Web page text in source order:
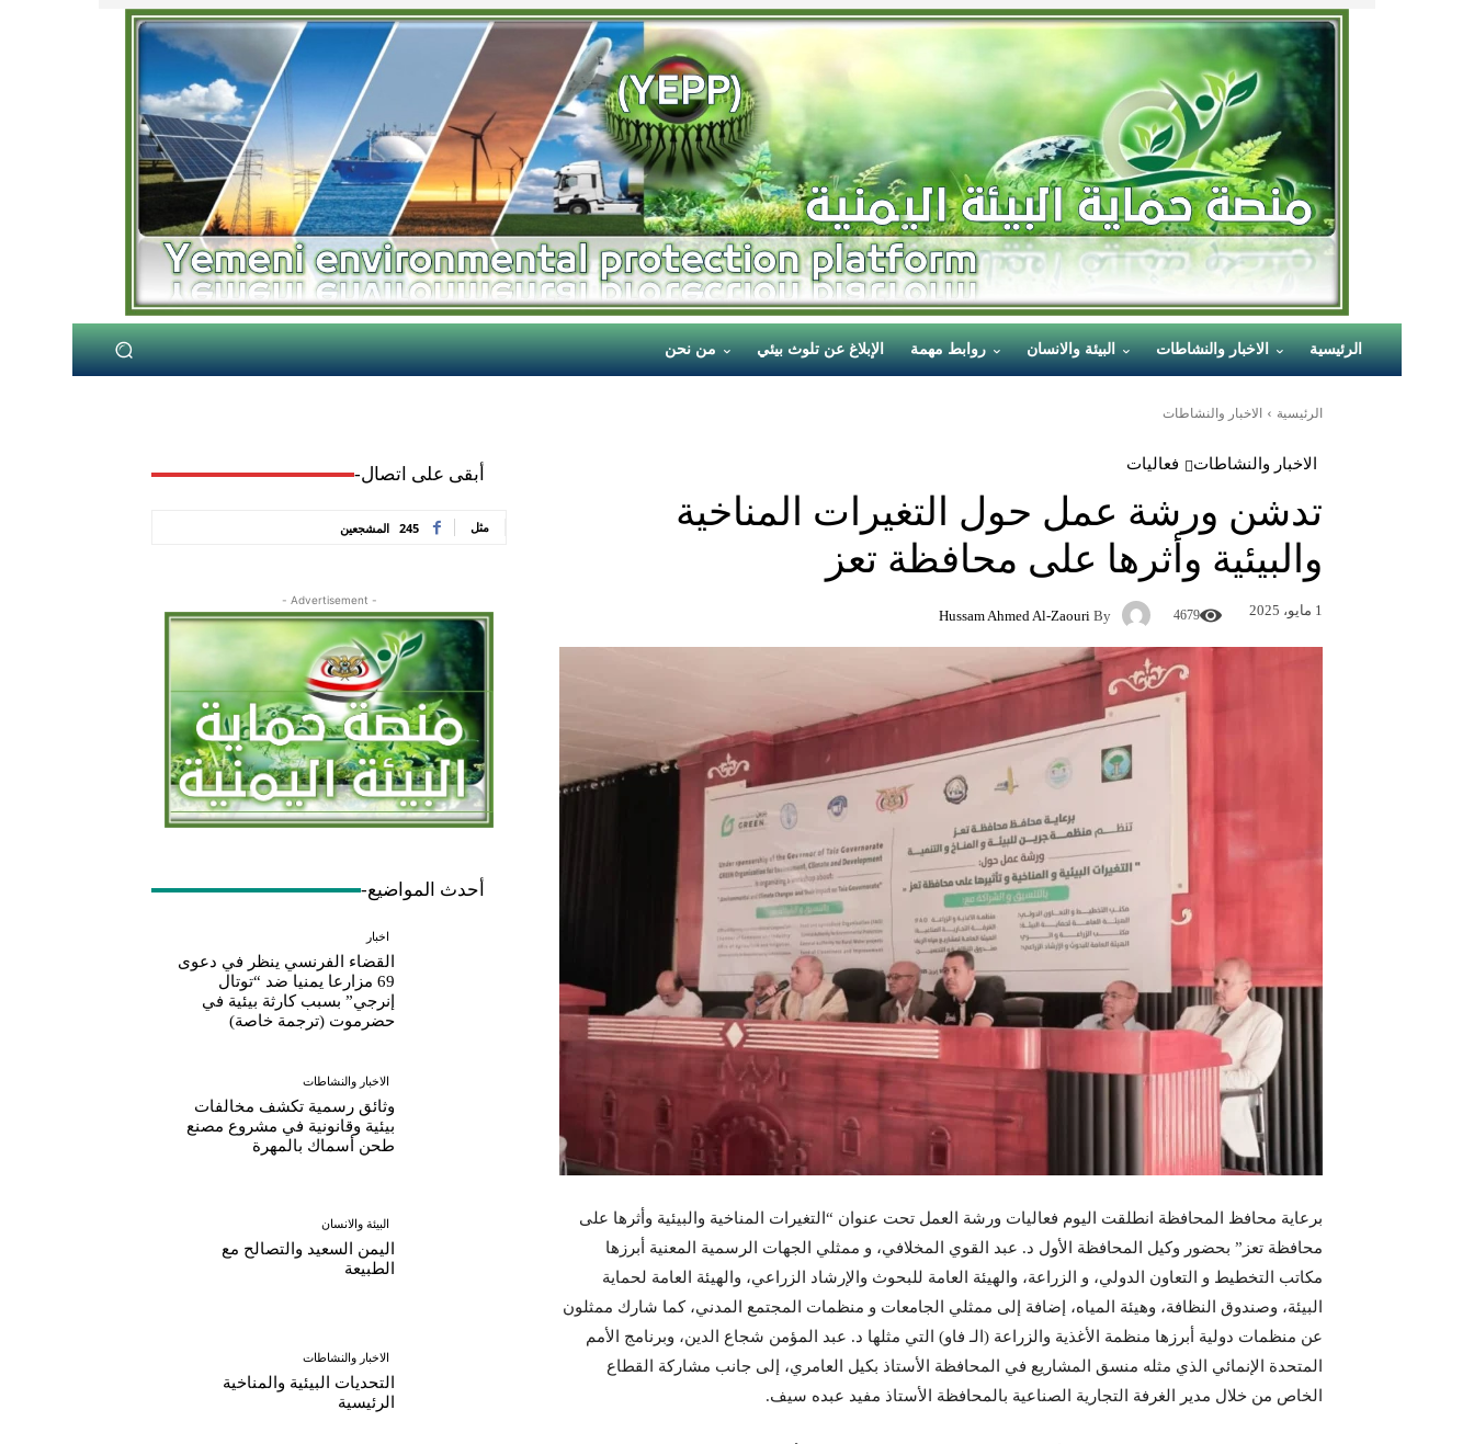
الرئيسية الاخبار والنشاطات البيئة والانسان روابط مهمة الإبلاغ عن تلوث بيئي من نحن
الرئيسية الاخبار والنشاطات
الاخبار والنشاطات فعاليات
تدشن ورشة عمل حول التغيرات المناخية
والبيئية وأثرها على محافظة تعز
By
Hussam Ahmed Al-Zaouri 1 مايو، 2025 4679
برعاية محافظ المحافظة انطلقت اليوم فعاليات ورشة العمل تحت عنوان “التغيرات المناخية والبيئية وأثرها على
محافظة تعز” بحضور وكيل المحافظة الأول د. عبد القوي المخلافي، و ممثلي الجهات الرسمية المعنية أبرزها
مكاتب التخطيط و التعاون الدولي، و الزراعة، والهيئة العامة للبحوث والإرشاد الزراعي، والهيئة العامة لحماية
البيئة، وصندوق النظافة، وهيئة المياه، إضافة إلى ممثلي الجامعات و منظمات المجتمع المدني، كما شارك ممثلون
عن منظمات دولية أبرزها منظمة الأغذية والزراعة (الـ فاو) التي مثلها د. عبد المؤمن شجاع الدين، وبرنامج الأمم
المتحدة الإنمائي الذي مثله منسق المشاريع في المحافظة الأستاذ بكيل العامري، إلى جانب مشاركة القطاع
الخاص من خلال مدير الغرفة التجارية الصناعية بالمحافظة الأستاذ مفيد عبده سيف.
أبقى على اتصال-
245 المشجعين مثل
- Advertisement -
أحدث المواضيع-
اخبار
القضاء الفرنسي ينظر في دعوى
69 مزارعا يمنيا ضد “توتال
إنرجي” بسبب كارثة بيئية في
حضرموت (ترجمة خاصة)
الاخبار والنشاطات
وثائق رسمية تكشف مخالفات
بيئية وقانونية في مشروع مصنع
طحن أسماك بالمهرة
البيئة والانسان
اليمن السعيد والتصالح مع
الطبيعة
الاخبار والنشاطات
التحديات البيئية والمناخية
الرئيسية